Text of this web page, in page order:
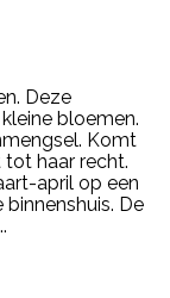
Deze
bloemen.
Komt
tot haar recht.
april op een
De